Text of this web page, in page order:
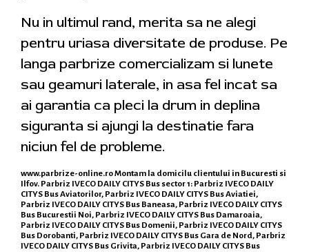
Nu in ultimul rand, merita sa ne alegi
pentru uriasa diversitate de produse. Pe
langa parbrize comercializam si lunete
sau geamuri laterale, in asa fel incat sa
ai garantia ca pleci la drum in deplina
siguranta si ajungi la destinatie fara
niciun fel de probleme.
www.parbrize-online.roMontam la domicilu clientului in Bucuresti si
Ilfov. Parbriz IVECO DAILY CITYS Bus sector 1: Parbriz IVECO DAILY
CITYS Bus Aviatorilor, Parbriz IVECO DAILY CITYS Bus Aviatiei,
Parbriz IVECO DAILY CITYS Bus Baneasa, Parbriz IVECO DAILY CITYS
Bus Bucurestii Noi, Parbriz IVECO DAILY CITYS Bus Damaroaia,
Parbriz IVECO DAILY CITYS Bus Domenii, Parbriz IVECO DAILY CITYS
Bus Dorobanti, Parbriz IVECO DAILY CITYS Bus Gara de Nord, Parbriz
IVECO DAILY CITYS Bus Grivita, Parbriz IVECO DAILY CITYS Bus